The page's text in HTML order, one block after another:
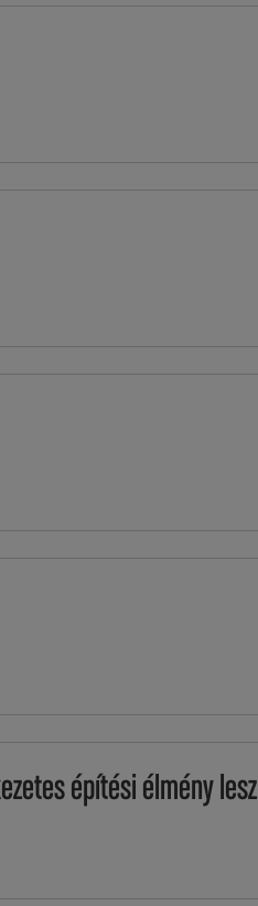
építési élmény lesz